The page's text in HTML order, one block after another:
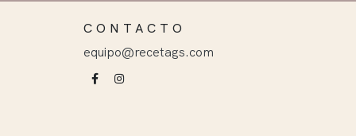
CONTACTO
equipo@recetags.com